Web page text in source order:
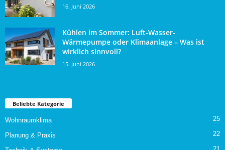
16. Juni 2026
Kühlen im Sommer: Luft-Wasser-
Wärmepumpe oder Klimaanlage – Was ist
wirklich sinnvoll?
15. Juni 2026
Beliebte Kategorie
Wohnraumklima 25
Planung & Praxis 22